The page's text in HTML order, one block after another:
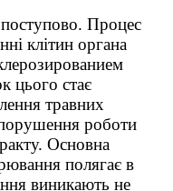
Процес
клітин органа
цього стає
травних
роботи
Основна
полягає в
виникають не